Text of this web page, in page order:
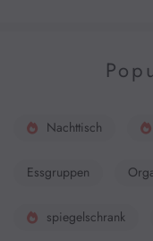
Nachttisch
Essgruppen
spiegelschrank